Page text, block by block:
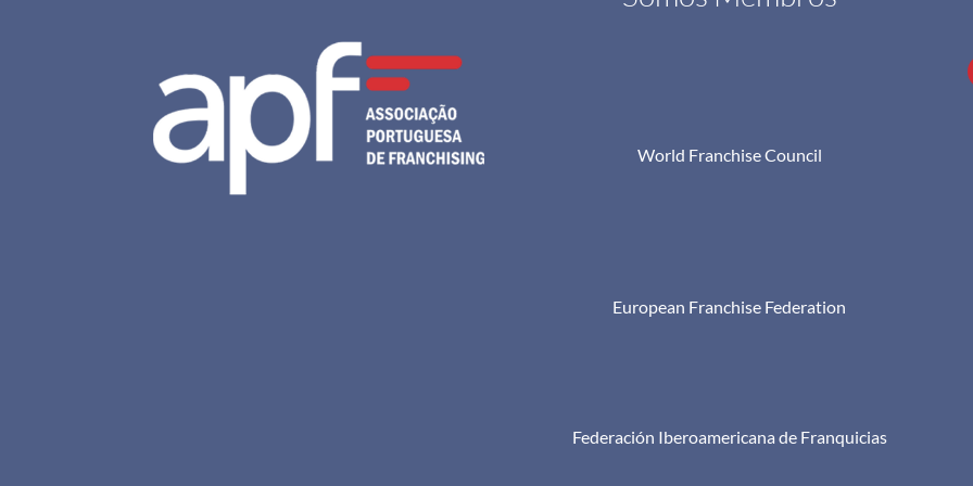
World Franchise Council
European Franchise Federation
Federación Iberoamericana de Franquicias